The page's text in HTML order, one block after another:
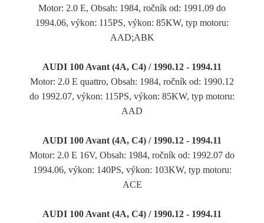
Motor: 2.0 E, Obsah: 1984, ročník od: 1991.09 do
1994.06, výkon: 115PS, výkon: 85KW, typ motoru:
AAD;ABK
AUDI 100 Avant (4A, C4) / 1990.12 - 1994.11
Motor: 2.0 E quattro, Obsah: 1984, ročník od: 1990.12
do 1992.07, výkon: 115PS, výkon: 85KW, typ motoru:
AAD
AUDI 100 Avant (4A, C4) / 1990.12 - 1994.11
Motor: 2.0 E 16V, Obsah: 1984, ročník od: 1992.07 do
1994.06, výkon: 140PS, výkon: 103KW, typ motoru:
ACE
AUDI 100 Avant (4A, C4) / 1990.12 - 1994.11